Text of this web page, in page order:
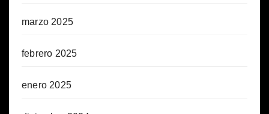
marzo 2025
febrero 2025
enero 2025